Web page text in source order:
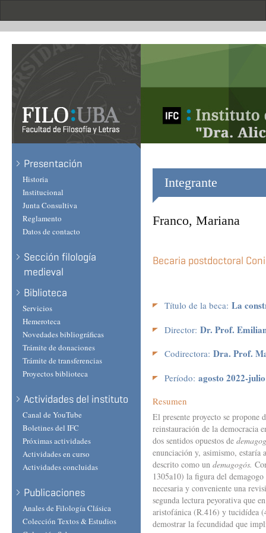
Presentación
Historia
Institucional
Junta Consultiva
Reglamento
Datos de contacto
Sección filología
medieval
Biblioteca
Servicios
Hemeroteca
Novedades bibliográficas
Trámite de donaciones
Trámite de transferencias
Proyectos biblioteca
Actividades del instituto
Canal de YouTube
Boletines del IFC
Próximas actividades
Actividades en curso
Actividades concluidas
Publicaciones
Anales de Filología Clásica
Colección Textos & Estudios
Integrante
Franco, Mariana
Becaria postdoctoral
Título de la beca: La
Director: Dr. Prof.
Codirectora: Dra. Prof.
Período: agosto 2022-
Resumen
El presente proyecto se propone
reinstauración de la democracia
dos sentidos opuestos de
enunciación y, asimismo, estaría
descrito como un demagogós.
1305a10) la figura del
necesaria y conveniente una
segunda lectura peyorativa que
aristofánica (R.416) y tucidídea
demostrar la fecundidad que